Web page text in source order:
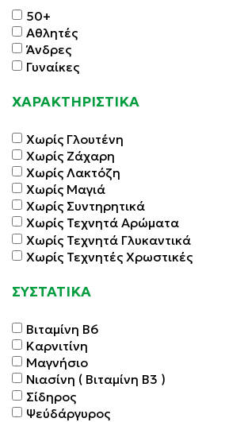
50+
Αθλητές
Άνδρες
Γυναίκες
ΧΑΡΑΚΤΗΡΙΣΤΙΚΑ
Χωρίς Γλουτένη
Χωρίς Ζάχαρη
Χωρίς Λακτόζη
Χωρίς Μαγιά
Χωρίς Συντηρητικά
Χωρίς Τεχνητά Αρώματα
Χωρίς Τεχνητά Γλυκαντικά
Χωρίς Τεχνητές Χρωστικές
ΣΥΣΤΑΤΙΚΑ
Βιταμίνη Β6
Καρνιτίνη
Μαγνήσιο
Νιασίνη ( Βιταμίνη Β3 )
Σίδηρος
Ψεύδάργυρος